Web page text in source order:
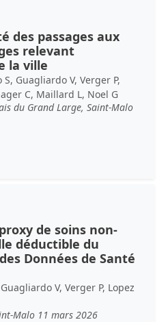
des passages aux
relevant
la ville
Guagliardo V, Verger P,
C, Maillard L, Noel G
du Grand Large, Saint-Malo
de soins non-
déductible du
Données de Santé
V, Verger P, Lopez
Malo 11 mars 2026